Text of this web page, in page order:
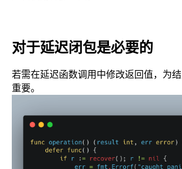
对于延迟闭包是必要的
若需在延迟函数调用中修改返回值，为
重要。